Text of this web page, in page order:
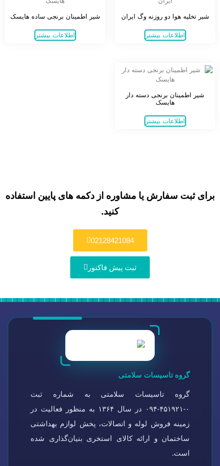
شیر تخلیه هوا دو روزنه وگ ایران
اطلاعات بیشتر
شیر اطمینان برنجی ساده هایسک
اطلاعات بیشتر
شیر اطمینان برنجی دسته دار
هایسک
اطلاعات بیشتر
برای ثبت سفارش یا مشاوره از دکمه های پایین استفاده
کنید.
02128421084
ثبت پیش فاکتور
گروه تاسیسات سلامتی
گروه تاسیسات سلامتی به شماره ثبت
۰-۴۵۱۹۲۱-۰۹۴ در سال ۱۳۶۴ به منظور فعالیت در
زمینه فروش لوله و اتصالات، پخش لوازم بهداشتی
ساختمان و ارائه کالای استخری بنیان‌گذاری شده
است.